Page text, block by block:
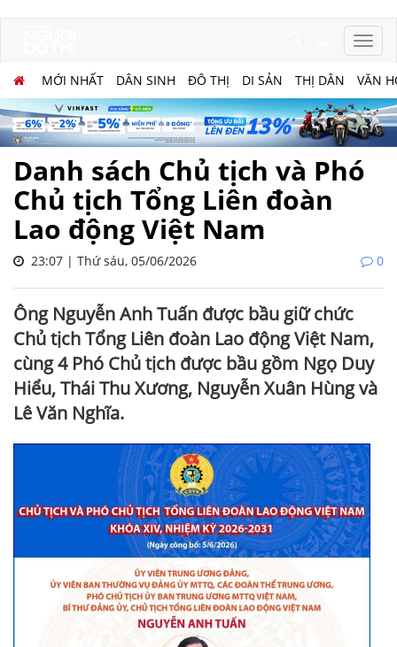
MỚI NHẤT DÂN SINH ĐÔ THỊ DI SẢN THỊ DÂN VĂN
Danh sách Chủ tịch và Phó
Chủ tịch Tổng Liên đoàn
Lao động Việt Nam
23:07 | Thứ sáu, 05/06/2026 0
Ông Nguyễn Anh Tuấn được bầu giữ chức
Chủ tịch Tổng Liên đoàn Lao động Việt Nam,
cùng 4 Phó Chủ tịch được bầu gồm Ngọ Duy
Hiểu, Thái Thu Xương, Nguyễn Xuân Hùng và
Lê Văn Nghĩa.